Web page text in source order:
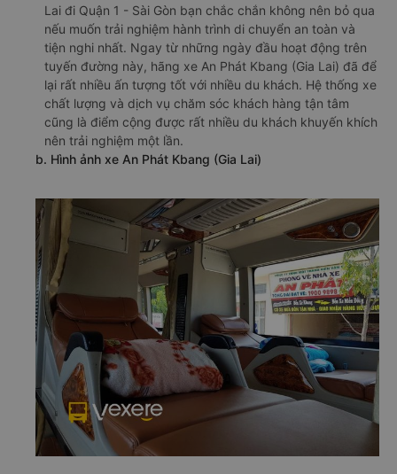
Lai đi Quận 1 - Sài Gòn bạn chắc chắn không nên bỏ qua
nếu muốn trải nghiệm hành trình di chuyển an toàn và
tiện nghi nhất. Ngay từ những ngày đầu hoạt động trên
tuyến đường này, hãng xe An Phát Kbang (Gia Lai) đã để
lại rất nhiều ấn tượng tốt với nhiều du khách. Hệ thống xe
chất lượng và dịch vụ chăm sóc khách hàng tận tâm
cũng là điểm cộng được rất nhiều du khách khuyến khích
nên trải nghiệm một lần.
b. Hình ảnh xe An Phát Kbang (Gia Lai)